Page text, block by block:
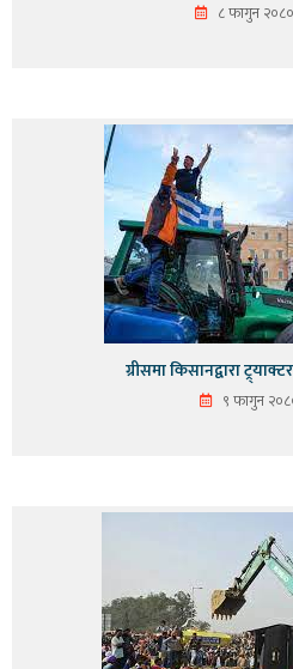
८ फागुन
ग्रीसमा किसानद्वारा
९ फागुन